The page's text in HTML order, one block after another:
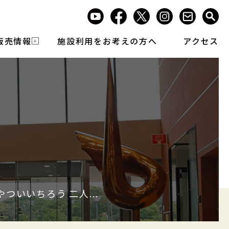
売情報 施設利用をお考えの方へ アクセス
ついいちろう 二人...